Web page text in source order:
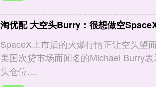
淘优配 大空头Burry：很想做空
SpaceX上市后的火爆行情正让空头望
美国次贷市场而闻名的Michael Burry
头仓位....